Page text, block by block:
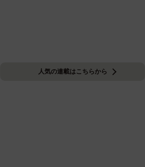
人気の連載はこちらから